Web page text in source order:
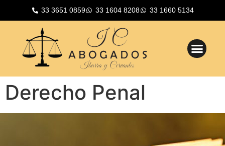
33 3651 0859 33 1604 8208 33 1660 5134
Derecho Penal